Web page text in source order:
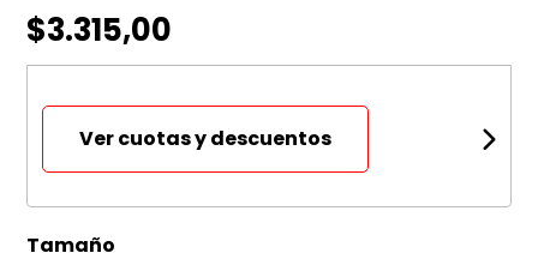
$3.315,00
Ver cuotas y descuentos
Tamaño